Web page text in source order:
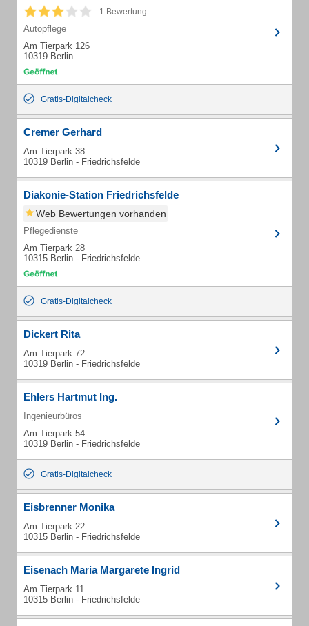
1 Bewertung
Autopflege
Am Tierpark 126
10319 Berlin
Gratis-Digitalcheck
Cremer Gerhard
Am Tierpark 38
10319 Berlin - Friedrichsfelde
Diakonie-Station Friedrichsfelde
Web Bewertungen vorhanden
Pflegedienste
Am Tierpark 28
10315 Berlin - Friedrichsfelde
Gratis-Digitalcheck
Dickert Rita
Am Tierpark 72
10319 Berlin - Friedrichsfelde
Ehlers Hartmut Ing.
Ingenieurbüros
Am Tierpark 54
10319 Berlin - Friedrichsfelde
Gratis-Digitalcheck
Eisbrenner Monika
Am Tierpark 22
10315 Berlin - Friedrichsfelde
Eisenach Maria Margarete Ingrid
Am Tierpark 11
10315 Berlin - Friedrichsfelde